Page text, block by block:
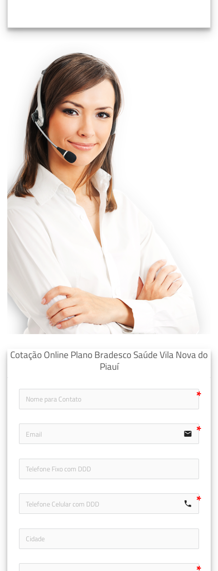
Cotação Online Plano Bradesco Saúde Vila Nova do
Piauí
email
call